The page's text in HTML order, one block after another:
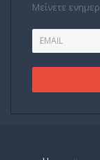
Μείνετε